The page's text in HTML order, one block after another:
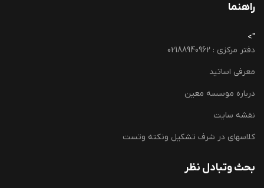
راهنما
">
دفتر مرکزی : 02188940962
معرفی اساتید
درباره موسسه معین
نقشه سایت
کلاسهای در شرف تشکیل ونکته وتست
بحث وتبادل نظر